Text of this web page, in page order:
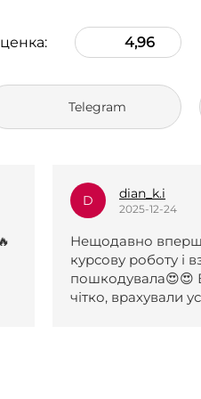
4,96
Telegram
_ _l.e.k.s.a.n.a_
2025-12-23
Вже два рази
допомогу, роботи
роботу прийняли
правки, другу з